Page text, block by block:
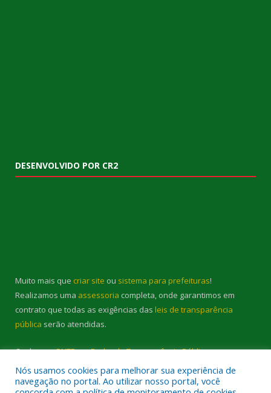
DESENVOLVIDO POR CR2
Muito mais que criar site ou sistema para prefeituras!
Realizamos uma assessoria completa, onde garantimos em
contrato que todas as exigências das leis de transparência
pública serão atendidas.
Conheça oPNTPe oRadar da Transparência Pública
Nós usamos cookies para melhorar sua experiência de
navegação no portal. Ao utilizar nosso portal, você